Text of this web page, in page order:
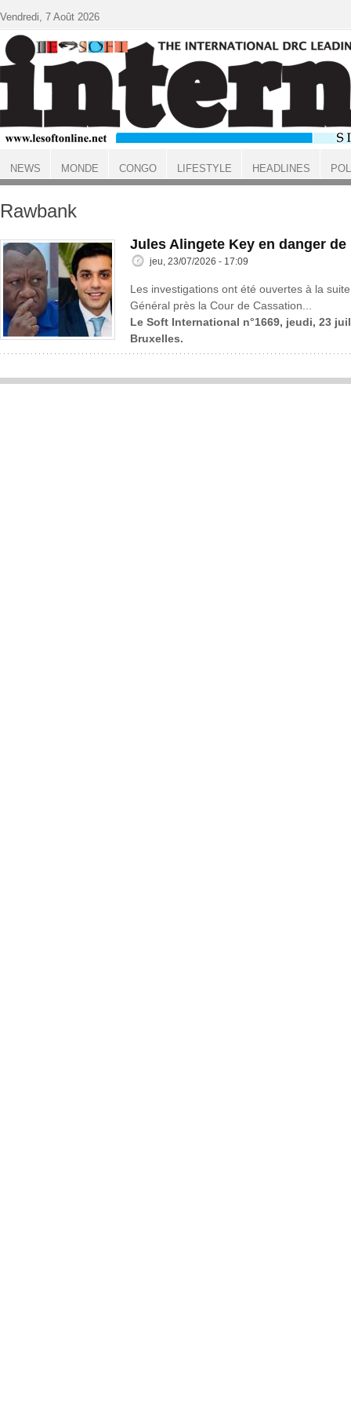
ACCUEIL
Rawbank
Jules Alingete Key en danger de
jeu, 23/07/2026 - 17:09
Les investigations ont été ouvertes à la
Général près la Cour de Cassation...
Le Soft International n°1669, jeudi, 23
Bruxelles.
Vendredi, 7 Août 2026
NEWS MONDE CONGO LIFESTYLE HEADLINES